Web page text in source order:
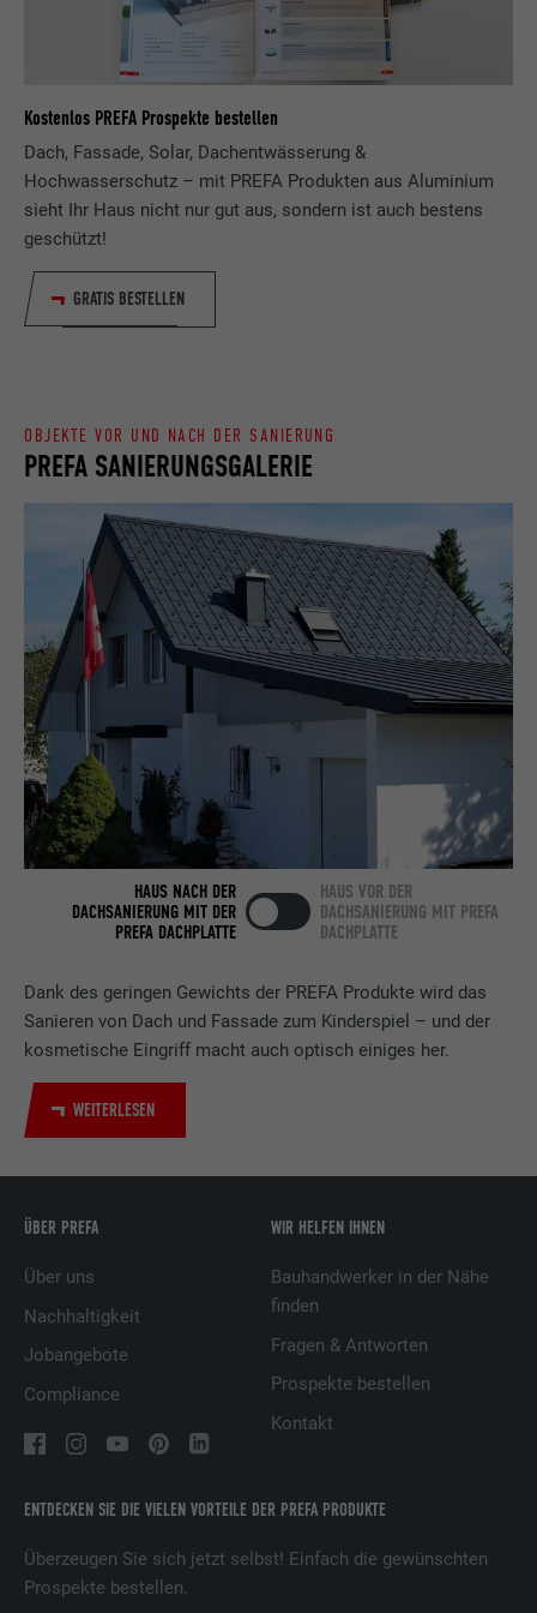
Kostenlos PREFA Prospekte bestellen
Dach, Fassade, Solar, Dachentwässerung &
Hochwasserschutz – mit PREFA Produkten aus Aluminium
sieht Ihr Haus nicht nur gut aus, sondern ist auch bestens
geschützt!
GRATIS BESTELLEN
Dank des geringen Gewichts der PREFA Produkte wird das
Sanieren von Dach und Fassade zum Kinderspiel – und der
kosmetische Eingriff macht auch optisch einiges her.
WEITERLESEN
PREFA SANIERUNGSGALERIE
OBJEKTE VOR UND NACH DER SANIERUNG
HAUS NACH DER
DACHSANIERUNG MIT DER
PREFA DACHPLATTE
HAUS VOR DER
DACHSANIERUNG MIT PREFA
DACHPLATTE
ENTDECKEN SIE DIE VIELEN VORTEILE DER PREFA PRODUKTE
Überzeugen Sie sich jetzt selbst! Einfach die gewünschten
Prospekte bestellen.
ÜBER PREFA
Über uns
Nachhaltigkeit
Jobangebote
Compliance
WIR HELFEN IHNEN
Bauhandwerker in der Nähe
finden
Fragen & Antworten
Prospekte bestellen
Kontakt
Besucher die Website nutzt, zu generieren.
Name _gaexp
Anbieter Google Optimize
Laufzeit 90 Tage
Zweck
Wird testweise gesetzt, um zu prüfen, ob
der Browser das Setzen von Cookies
erlaubt. Enthält keine
ads.linkedin.com
Speichert die vom Benutzer ausgewählte
Sprach version einer Webseite.
Name
uns"-Fenster enthält.
bcookie
Anbieter LinkedIn
Laufzeit 2 Jahre
Zweck
Verwendet vom Social-Networking-Dienst
LinkedIn für die Verfolgung der
Verwendung von eingebetteten
Dienstleistungen.
Name bscookie
Anbieter LinkedIn
Zweck
Verwendet vom Social-Networking-Dienst
LinkedIn für die Verfolgung der
Verwendung von eingebetteten
Name UserMatchHistory
Anbieter
Laufzeit
Zweck
Wird verwendet, um Besucher auf
mehreren Webseiten zu verfolgen, um
relevante Werbung basierend auf den
Präferenzen des Besuchers zu
präsentieren.
Name lidc
Anbieter